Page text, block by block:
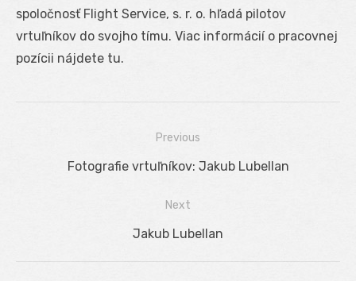
spoločnosť Flight Service, s. r. o. hľadá pilotov
vrtuľníkov do svojho tímu. Viac informácií o pracovnej
pozícii nájdete tu.
Navigácia
Previous
Previous
Fotografie vrtuľníkov: Jakub Lubellan
Next
Next
Jakub Lubellan